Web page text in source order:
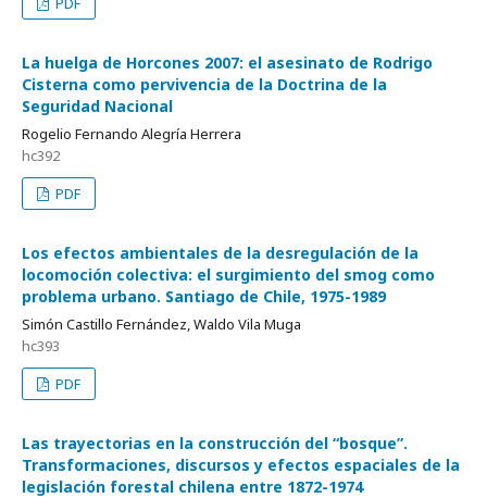
La huelga de Horcones 2007: el asesinato de Rodrigo
Cisterna como pervivencia de la Doctrina de la
Seguridad Nacional
Rogelio Fernando Alegría Herrera
hc392
PDF
Los efectos ambientales de la desregulación de la
locomoción colectiva: el surgimiento del smog como
problema urbano. Santiago de Chile, 1975-1989
Simón Castillo Fernández, Waldo Vila Muga
hc393
PDF
Las trayectorias en la construcción del “bosque”.
Transformaciones, discursos y efectos espaciales de la
legislación forestal chilena entre 1872-1974